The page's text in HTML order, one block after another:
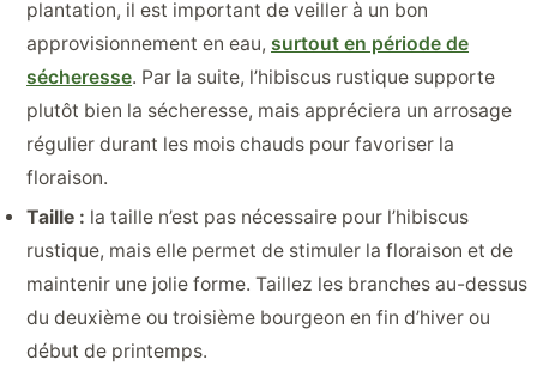
plantation, il est important de veiller à un bon
approvisionnement en eau, surtout en période de
sécheresse. Par la suite, l’hibiscus rustique supporte
plutôt bien la sécheresse, mais appréciera un arrosage
régulier durant les mois chauds pour favoriser la
floraison.
Taille : la taille n’est pas nécessaire pour l’hibiscus
rustique, mais elle permet de stimuler la floraison et de
maintenir une jolie forme. Taillez les branches au-dessus
du deuxième ou troisième bourgeon en fin d’hiver ou
début de printemps.